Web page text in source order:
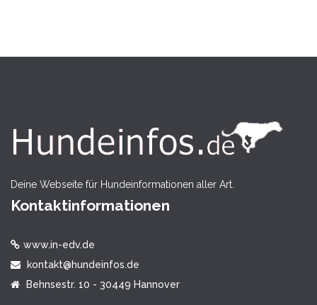
Deine Webseite für Hundeinformationen aller Art.
Kontaktinformationen
www.in-edv.de
kontakt@hundeinfos.de
Behnsestr. 10 - 30449 Hannover